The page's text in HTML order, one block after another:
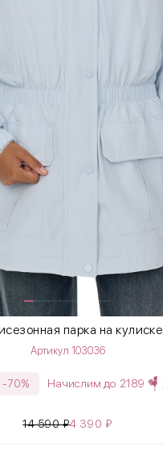
парка на кулиске
Артикул 103036
-70% Начислим до 2189
14 590₽4 390₽